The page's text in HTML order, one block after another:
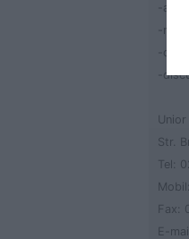
-
-
-
-
Unior
Str.
Tel:
Fax:
E-